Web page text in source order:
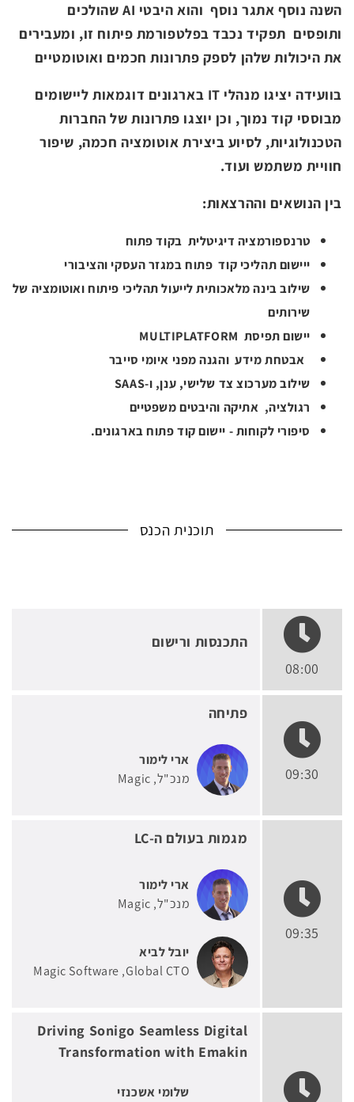
השנה נוסף אתגר נוסף והוא היבטי AI שהולכים
ותופסים תפקיד נכבד בפלטפורמת פיתוח זו, ומעבירים
את היכולות שלהן לספק פתרונות חכמים ואוטומטיים
בוועידה יציגו מנהלי IT בארגונים דוגמאות ליישומים
מבוססי קוד נמוך, וכן יוצגו פתרונות של החברות
הטכנולוגיות, לסיוע ביצירת אוטומציה חכמה, שיפור
חוויית משתמש ועוד.
בין הנושאים וההרצאות:
טרנספורמציה דיגיטלית בקוד פתוח
ייישום תהליכי קוד פתוח במגזר העסקי והציבורי
שילוב בינה מלאכותית לייעול תהליכי פיתוח ואוטומציה של
שירותים
יישום תפיסת MULTIPLATFORM
אבטחת מידע והגנה מפני איומי סייבר
שילוב מערכוצ צד שלישי, ענן, ו-SAAS
רגולציה, אתיקה והיבטים משפטיים
סיפורי לקוחות - יישום קוד פתוח בארגונים.
תוכנית הכנס
08:00
התכנסות ורישום
09:30
פתיחה
ארי לימור
מנכ"ל Magic
09:35
מגמות בעולם ה-LC
ארי לימור
מנכ"ל Magic
יובל לביא
Global CTO
Magic Software
Driving Sonigo Seamless Digital
Transformation with Emakin
שלומי אשכנזי